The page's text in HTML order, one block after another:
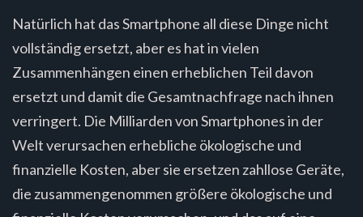
Natürlich hat das Smartphone all diese Dinge nicht
vollständig ersetzt, aber es hat in vielen
Zusammenhängen einen erheblichen Teil davon
ersetzt und damit die Gesamtnachfrage nach ihnen
verringert. Die Milliarden von Smartphones in der
Welt verursachen erhebliche ökologische und
finanzielle Kosten, aber sie ersetzen zahllose Geräte,
die zusammengenommen größere ökologische und